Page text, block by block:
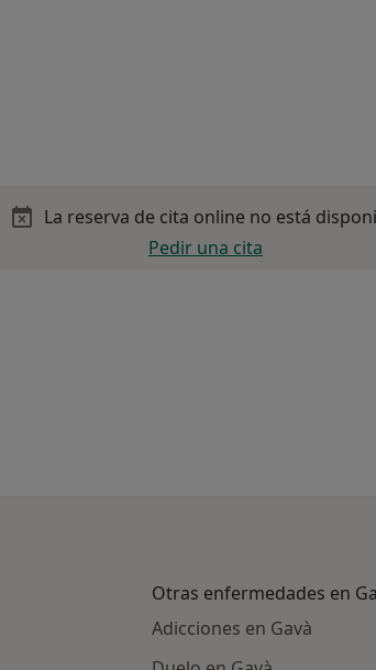
La reserva de cita online no está
Pedir una cita
Otras enfermedades en
Adicciones en Gavà